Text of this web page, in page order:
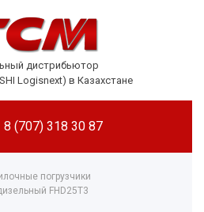
дистрибьютор
Logisnext) в Казахстане
8 (707) 318 30 87
погрузчики
FHD25T3